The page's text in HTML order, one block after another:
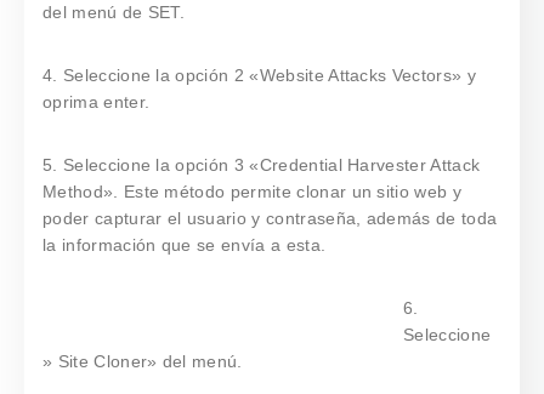
del menú de SET.
4. Seleccione la opción 2 «Website Attacks Vectors» y
oprima enter.
5. Seleccione la opción 3 «Credential Harvester Attack
Method». Este método permite clonar un sitio web y
poder capturar el usuario y contraseña, además de toda
la información que se envía a esta.
6.
Seleccione
» Site Cloner» del menú.